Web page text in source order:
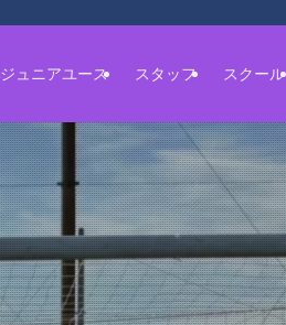
ジュニアユース スタッフ スクール